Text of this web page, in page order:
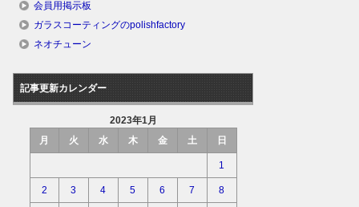
会員用掲示板
ガラスコーティングのpolishfactory
ネオチューン
記事更新カレンダー
2023年1月
月
火 水 木 金 土 日
1
2 3 4 5 6 7 8